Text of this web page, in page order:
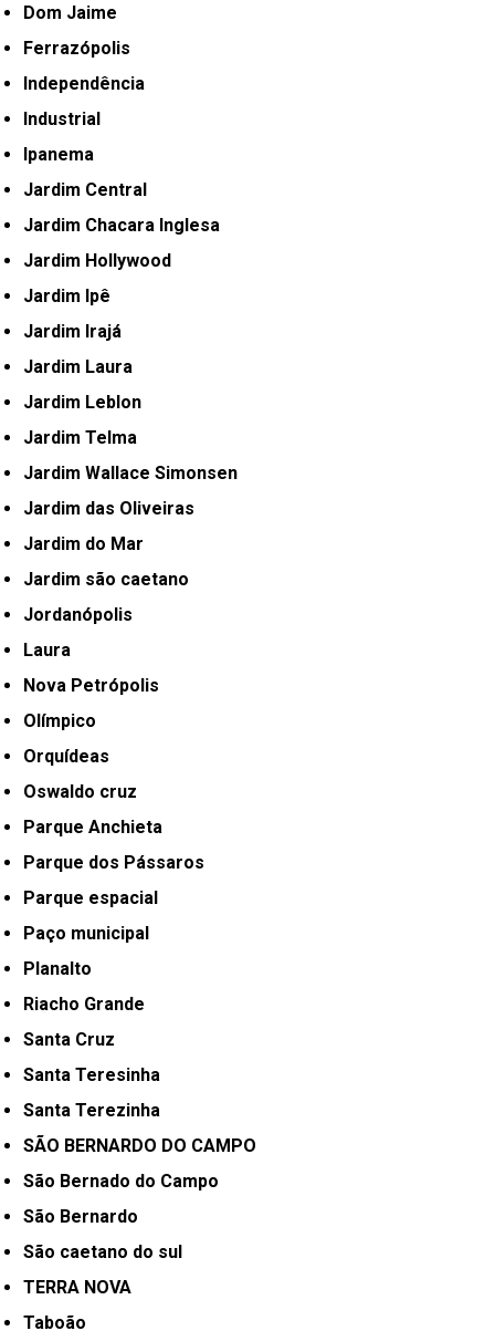
Dom Jaime
Ferrazópolis
Independência
Industrial
Ipanema
Jardim Central
Jardim Chacara Inglesa
Jardim Hollywood
Jardim Ipê
Jardim Irajá
Jardim Laura
Jardim Leblon
Jardim Telma
Jardim Wallace Simonsen
Jardim das Oliveiras
Jardim do Mar
Jardim são caetano
Jordanópolis
Laura
Nova Petrópolis
Olímpico
Orquídeas
Oswaldo cruz
Parque Anchieta
Parque dos Pássaros
Parque espacial
Paço municipal
Planalto
Riacho Grande
Santa Cruz
Santa Teresinha
Santa Terezinha
SÃO BERNARDO DO CAMPO
São Bernado do Campo
São Bernardo
São caetano do sul
TERRA NOVA
Taboão